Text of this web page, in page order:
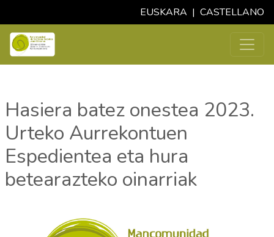
EUSKARA | CASTELLANO
Hasiera batez onestea 2023.
Urteko Aurrekontuen
Espedientea eta hura
betearazteko oinarriak